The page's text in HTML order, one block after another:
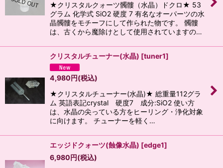
絞り込む
★クリスタルクォーツ髑髏（水晶）ドクロ★ 53
グラム 化学式 SiO2 硬度 7 有名なオーパーツの水
晶髑髏をモチーフにして作られた物です。 髑髏
は、古くから魔除けとして使用されていますの…
クリスタルチューナー(水晶) [tuner1]
4,980円(税込)
★クリスタルチューナー(水晶)★ 総重量112グラ
ム 英語表記crystal 硬度7 成分:SiO2 使い方
は、水晶の尖っている方をヒーリング・浄化対象
に向けます。 チューナーを軽く…
エッジドクォーツ(蝕像水晶) [edge1]
6,980円(税込)